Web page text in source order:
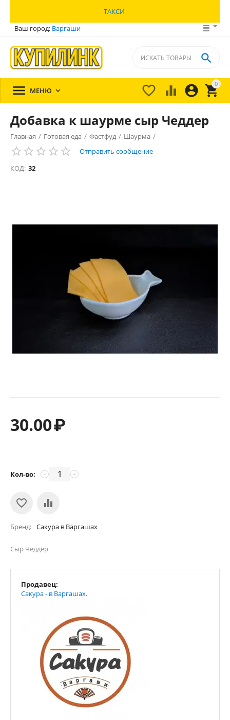
ТАКСИ
Ваш город: Варгаши
0


 

 МЕНЮ 
Добавка к шаурме сыр Чеддер
Главная / Готовая еда / Фастфуд / Шаурма /
Отправить сообщение
КОД: 32
30.00₽
Кол-во: +
−
Бренд Сакура в Варгашах
Сыр Чеддер
Продавец:
Сакура - в Варгашах.